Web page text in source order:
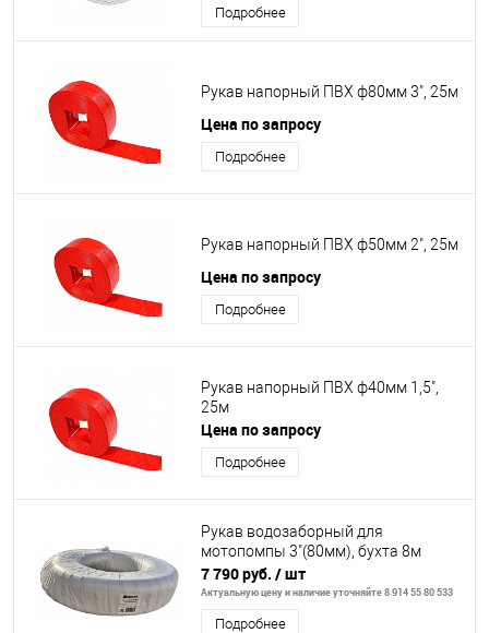
Подробнее
Рукав напорный ПВХ ф80мм 3", 25м
Цена по запросу
Подробнее
Рукав напорный ПВХ ф50мм 2", 25м
Цена по запросу
Подробнее
Рукав напорный ПВХ ф40мм 1,5",
25м
Цена по запросу
Подробнее
Рукав водозаборный для
мотопомпы 3"(80мм), бухта 8м
7 790 руб. / шт
Актуальную цену и наличие уточняйте 8 914 55 80 533
Подробнее